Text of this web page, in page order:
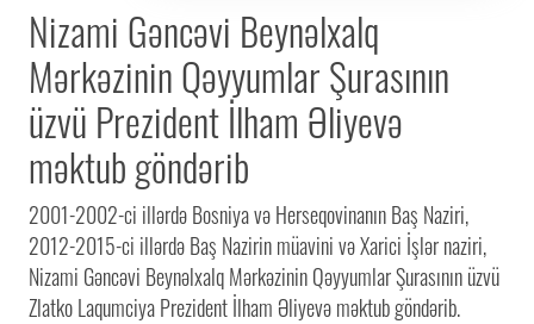
Nizami Gəncəvi Beynəlxalq
Mərkəzinin Qəyyumlar Şurasının
üzvü Prezident İlham Əliyevə
məktub göndərib
2001-2002-ci illərdə Bosniya və Herseqovinanın Baş Naziri,
2012-2015-ci illərdə Baş Nazirin müavini və Xarici İşlər naziri,
Nizami Gəncəvi Beynəlxalq Mərkəzinin Qəyyumlar Şurasının üzvü
Zlatko Laqumciya Prezident İlham Əliyevə məktub göndərib.